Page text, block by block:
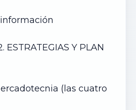
ESTRATEGIAS Y PLAN
(las cuatro